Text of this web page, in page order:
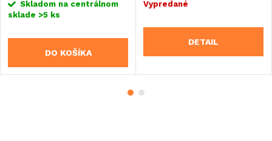
Skladom na centrálnom
sklade >5 ks
DO KOŠÍKA
Vypredané
DETAIL